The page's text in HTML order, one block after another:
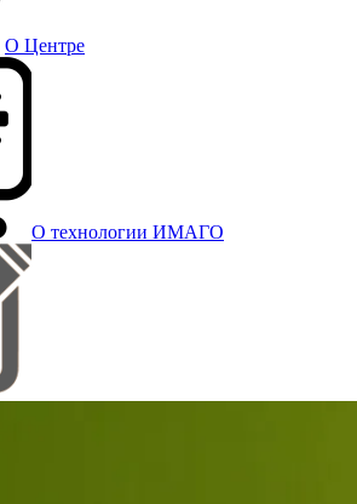
О Центре
О технологии ИМАГО